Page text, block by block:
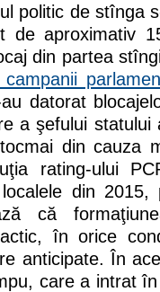
politic de stînga
de aproximativ
din partea
campanii
datorat
a şefului
din cauza
rating-ului
din 2015,
că
în orice
anticipate. În
care a intrat